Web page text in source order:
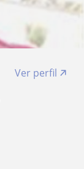
Ver perfil